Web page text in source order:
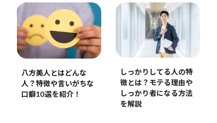
八方美人とはどんな
人？特徴や言いがちな
口癖10選を紹介！
しっかりしてる人の特
徴とは？モテる理由や
しっかり者になる方法
を解説